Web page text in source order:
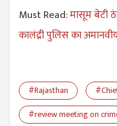
Must Read:मासूम बेटी
कालंद्री पुलिस का
#Rajasthan
#review meeting on